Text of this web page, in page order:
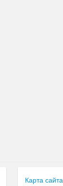
Карта сайта